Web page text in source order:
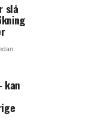
slå
kan